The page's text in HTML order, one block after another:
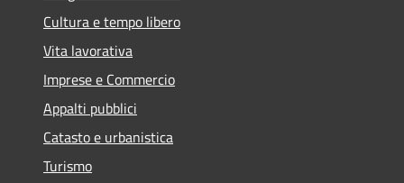
Cultura e tempo libero
Vita lavorativa
Imprese e Commercio
Appalti pubblici
Catasto e urbanistica
Turismo